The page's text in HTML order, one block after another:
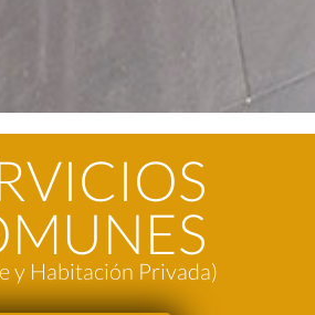
y Habitación Privada)